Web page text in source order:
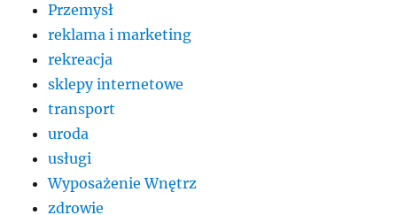
Przemysł
reklama i marketing
rekreacja
sklepy internetowe
transport
uroda
usługi
Wyposażenie Wnętrz
zdrowie